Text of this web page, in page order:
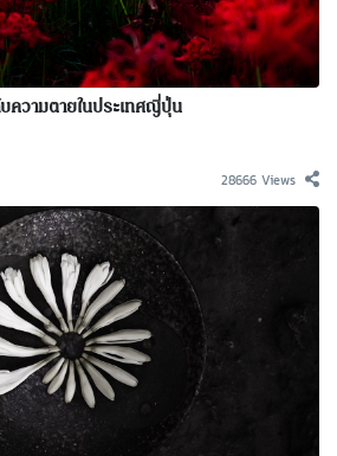
ความตายในประเทศญี่ปุ่น
28666 Views